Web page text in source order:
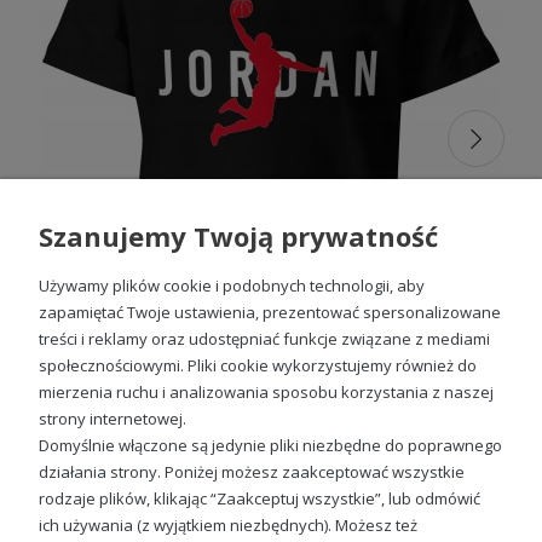
nadrukiem – podkreśl
indywidualność
W naszej ofercie znajdzieszkoszulki dziecięce z
, które są nie tylko odzieżą sportową, ale także
sposobem na wyrażenie osobowości i zainteresowań
Twojego dziecka. Nadruki, które oferujemy, są starannie
dobrane i wykonane z najwyższą precyzją, by nie tylko
którzy chcą wyróżnić się na boisku czy sali gimnastycznej.
sportowej dla dzieci, sprawiając, że dzieci mogą w pełni
wyrazić swoją indywidualność i pasje.
T-shirts sportowe dziecięce –
uniwersalność i styl
T-shirts sportowe dla dziecito synonim uniwersalności.
Łączą w sobie sportowy charakter z codzienną wygodą,
sprawdzając się zarówno podczas treningu, jak i szkolnych
zajęć czy zabaw z przyjaciółmi. To doskonały wybór dla
rodziców, którzy cenią praktyczne rozwiązania, nie
Koszulka Air Jordan dla dzieci
Szanujemy Twoją prywatność
Używamy plików cookie i podobnych technologii, aby
zapamiętać Twoje ustawienia, prezentować spersonalizowane
treści i reklamy oraz udostępniać funkcje związane z mediami
społecznościowymi. Pliki cookie wykorzystujemy również do
mierzenia ruchu i analizowania sposobu korzystania z naszej
strony internetowej.
Domyślnie włączone są jedynie pliki niezbędne do poprawnego
działania strony. Poniżej możesz zaakceptować wszystkie
rodzaje plików, klikając “Zaakceptuj wszystkie”, lub odmówić
ich używania (z wyjątkiem niezbędnych). Możesz też